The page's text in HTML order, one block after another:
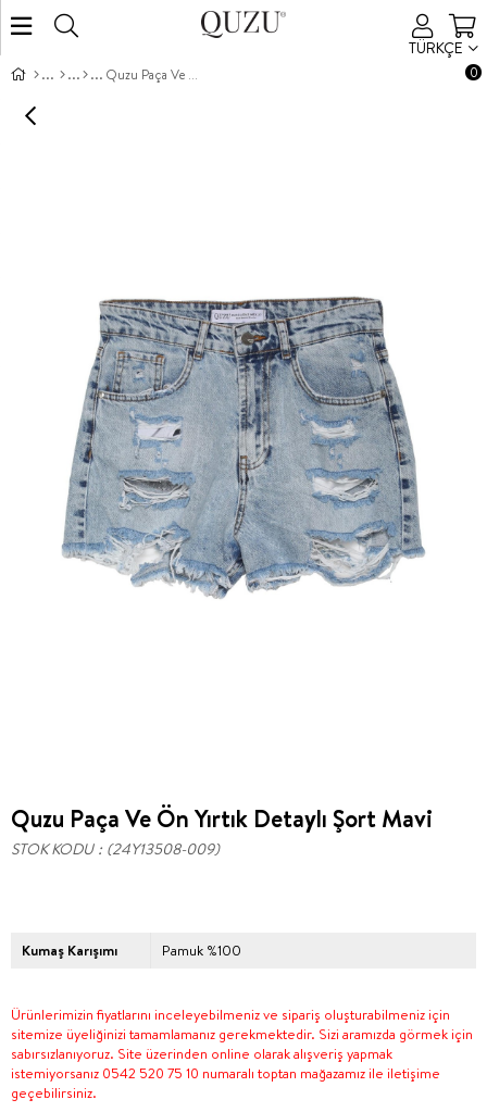
TÜRKÇE
0
Quzu Paça Ve Ön Yırtık Detaylı Şort Mavi
Quzu Paça Ve Ön Yırtık Detaylı Şort Mavi
STOK KODU (24Y13508-009)
Kumaş Karışımı Pamuk %100
Ürünlerimizin fiyatlarını inceleyebilmeniz ve sipariş oluşturabilmeniz için
sitemize üyeliğinizi tamamlamanız gerekmektedir. Sizi aramızda görmek için
sabırsızlanıyoruz. Site üzerinden online olarak alışveriş yapmak
istemiyorsanız 0542 520 75 10 numaralı toptan mağazamız ile iletişime
geçebilirsiniz.